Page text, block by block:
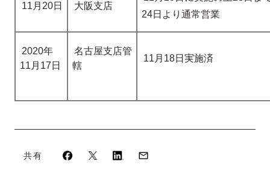
11月20日 大阪支店
24日より通常営業
2020年
11月17日
名古屋支店管
轄
11月18日実施済
共有